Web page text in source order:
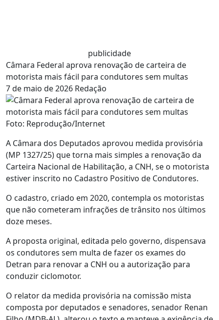
publicidade
Câmara Federal aprova renovação de carteira de
motorista mais fácil para condutores sem multas
7 de maio de 2026 Redação
Foto: Reprodução/Internet
A Câmara dos Deputados aprovou medida provisória
(MP 1327/25) que torna mais simples a renovação da
Carteira Nacional de Habilitação, a CNH, se o motorista
estiver inscrito no Cadastro Positivo de Condutores.
O cadastro, criado em 2020, contempla os motoristas
que não cometeram infrações de trânsito nos últimos
doze meses.
A proposta original, editada pelo governo, dispensava
os condutores sem multa de fazer os exames do
Detran para renovar a CNH ou a autorização para
conduzir ciclomotor.
O relator da medida provisória na comissão mista
composta por deputados e senadores, senador Renan